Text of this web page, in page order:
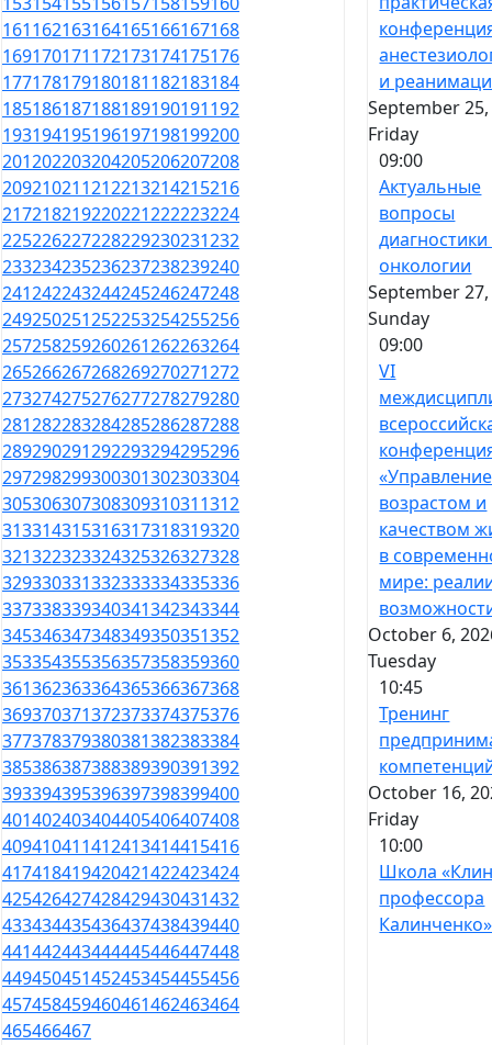
161162163164165166167168
169170171172173174175176
177178179180181182183184
185186187188189190191192
193194195196197198199200
201202203204205206207208
209210211212213214215216
217218219220221222223224
225226227228229230231232
233234235236237238239240
241242243244245246247248
249250251252253254255256
257258259260261262263264
265266267268269270271272
273274275276277278279280
281282283284285286287288
289290291292293294295296
297298299300301302303304
305306307308309310311312
313314315316317318319320
321322323324325326327328
329330331332333334335336
337338339340341342343344
345346347348349350351352
353354355356357358359360
361362363364365366367368
369370371372373374375376
377378379380381382383384
385386387388389390391392
393394395396397398399400
401402403404405406407408
409410411412413414415416
417418419420421422423424
425426427428429430431432
433434435436437438439440
441442443444445446447448
449450451452453454455456
457458459460461462463464
465466467
и
September
Friday
09:00
Актуальные
вопросы
диагностики
онкологии
September
Sunday
09:00
VI
«Управление
возрастом и
качеством
в
мире:
October 6,
Tuesday
10:45
Тренинг
October 16,
Friday
10:00
Школа
профессора
Калинченко»